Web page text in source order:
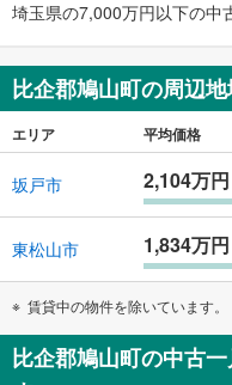
埼玉県の7,000万円以下の中
比企郡鳩山町の周辺
エリア 平均価格
坂戸市 2,104万円
東松山市 1,834万円
賃貸中の物件を除いています。
比企郡鳩山町の中古